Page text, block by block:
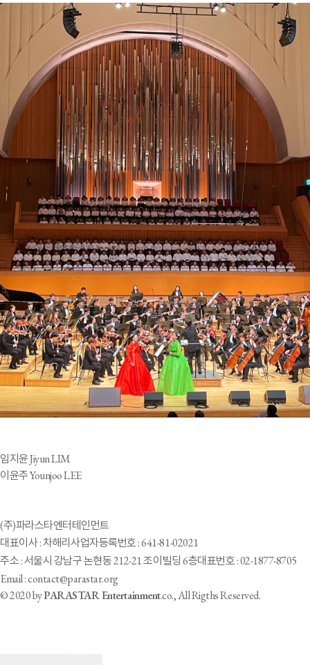
임지윤 Jiyun LIM
이윤주 Younjoo LEE
(주)파라스타엔터테인먼트
대표이사 : 차해리사업자등록번호 : 641-81-02021
주소 : 서울시 강남구 논현동 212-21 조이빌딩 6층대표번호 : 02-1877-8705
Email : contact@parastar.org
© 2020 byPARASTAR Entertainment.co., All Rigths Reserved.